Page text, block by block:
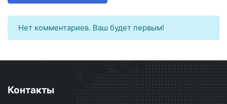
Нет комментариев. Ваш будет первым!
Контакты